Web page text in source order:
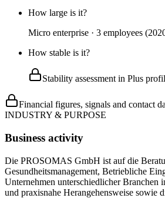
How large is it?
Micro enterprise · 3 employees
How stable is it?
Stability assessment in Plus
Financial figures, signals and contact
INDUSTRY & PURPOSE
Business activity
Die PROSOMAS GmbH ist auf die
Gesundheitsmanagement, Betriebliche
Unternehmen unterschiedlicher
und praxisnahe Herangehensweise sowie